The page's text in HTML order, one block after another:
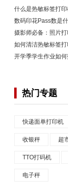
什么是热敏标签打
数码印花Pass数是
摄影师必备：照片
如何清洁热敏标签
开学季学生作业如
热门专题
快递面单打印机
收银秤 超
TTO打码机
电子秤